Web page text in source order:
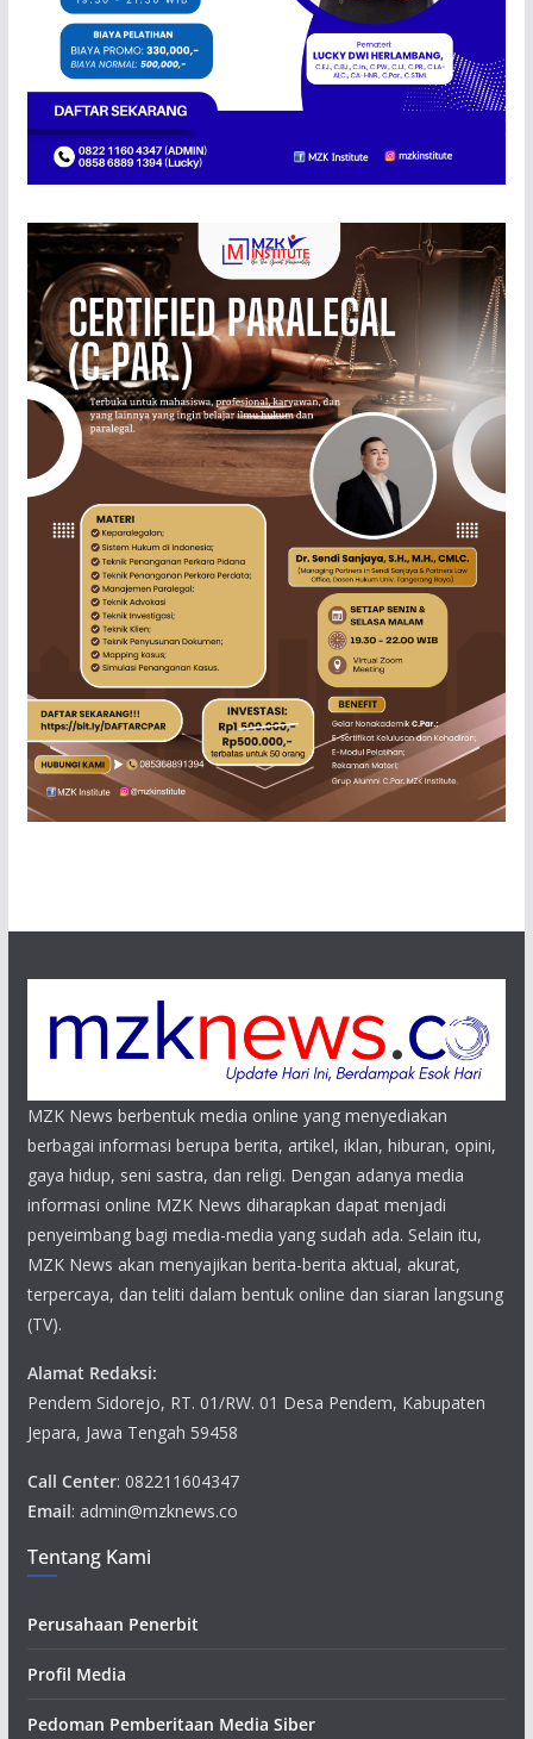
MZK News berbentuk media online yang menyediakan
berbagai informasi berupa berita, artikel, iklan, hiburan, opini,
gaya hidup, seni sastra, dan religi. Dengan adanya media
informasi online MZK News diharapkan dapat menjadi
penyeimbang bagi media-media yang sudah ada. Selain itu,
MZK News akan menyajikan berita-berita aktual, akurat,
terpercaya, dan teliti dalam bentuk online dan siaran langsung
(TV).
Alamat Redaksi:
Pendem Sidorejo, RT. 01/RW. 01 Desa Pendem, Kabupaten
Jepara, Jawa Tengah 59458
Call Center: 082211604347
Email: admin@mzknews.co
Tentang Kami
Perusahaan Penerbit
Profil Media
Pedoman Pemberitaan Media Siber